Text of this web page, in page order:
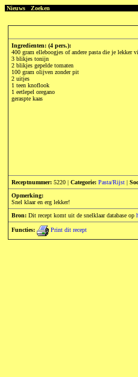
Nieuws Zoeken
Ingredienten: (4 pers.):
400 gram elleboogjes of andere pasta die je lekker
3 blikjes tonijn
2 blikjes gepelde tomaten
100 gram olijven zonder pit
2 uitjes
1 teen knoflook
1 eetlepel oregano
geraspte kaas
Receptnummer: 5220 | Categorie: Pasta/Rijst |
Opmerking:
Snel klaar en erg lekker!
Bron: Dit recept komt uit de snelklaar database op
Functies: Print dit recept